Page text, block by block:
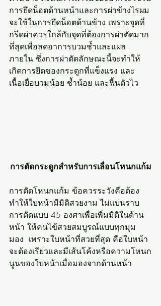
การยึดน็อตด้านหน้าและการผ่าข้างไรผม
จะใช้ในการยึดน็อตด้านข้าง เพราะจุดที่
กรีดผ่าควรใกล้กับจุดที่ต้องการผ่าตัดมาก
ที่สุดเพื่อลดอาการบวมช้ำและแผล
ภายใน ซึ่งการผ่าตัดลักษณะนี้จะทำให้
เกิดการยึดของกระดูกที่แข็งแรง และ
เนื้อเยื่อบวมน้อย ช้ำน้อย และฟื้นตัวไว
การตัดกระดูกสำหรับการเลื่อนโหนกแก้ม
การตัดโหนกแก้ม ข้อควรระวังคือต้อง
ทำให้ใบหน้ามีมิติสวยงาม ไม่แบนราบ
การตัดแบบ 45 องศาเพื่อเพิ่มมิติในด้าน
หน้า ให้คนไข้สวยสมบูรณ์แบบทุกมุม
มอง  เพราะใบหน้าที่สวยที่สุด คือใบหน้า
จะต้องเรียวและมีเส้นโค้งหรือความโหนก
นูนของใบหน้าเมื่อมองจากด้านหน้า